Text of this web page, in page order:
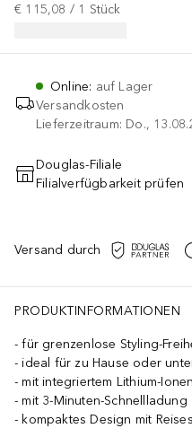
€ 115,08 / 1 Stück
Online: auf Lager
Versandkosten
Lieferzeitraum: Do.,
IN DEN
Douglas-Filiale
Filialverfügbarkeit prüfen
Versand durch
PRODUKTINFORMATIONEN
für grenzenlose Styling-
ideal für zu Hause oder
mit integriertem Lithium-
mit 3-Minuten-Schnellladung
kompaktes Design mit